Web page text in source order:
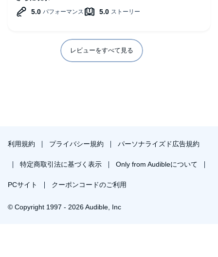
大丈夫、一緒に取組んでいきましょうと、
自分のものにできます(30代女性・自営業)
った。初回だけでも十分やる気を引き出してくれる作品で
す。
レビューをすべて見る
利用規約 プライバシー規約 パーソナライズド広告規約
特定商取引法に基づく表示 Only from Audibleについて
PCサイト クーポンコードのご利用
© Copyright 1997 - 2026 Audible, Inc